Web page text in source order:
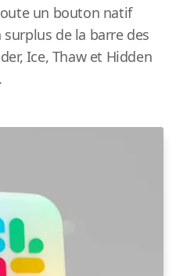
un bouton natif
de la barre des
Ice, Thaw et Hidden